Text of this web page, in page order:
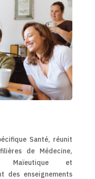
Santé, réunit
de Médecine,
Maïeutique et
des enseignements